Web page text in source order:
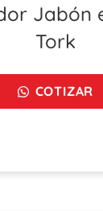
Jabón
Tork
COTIZAR